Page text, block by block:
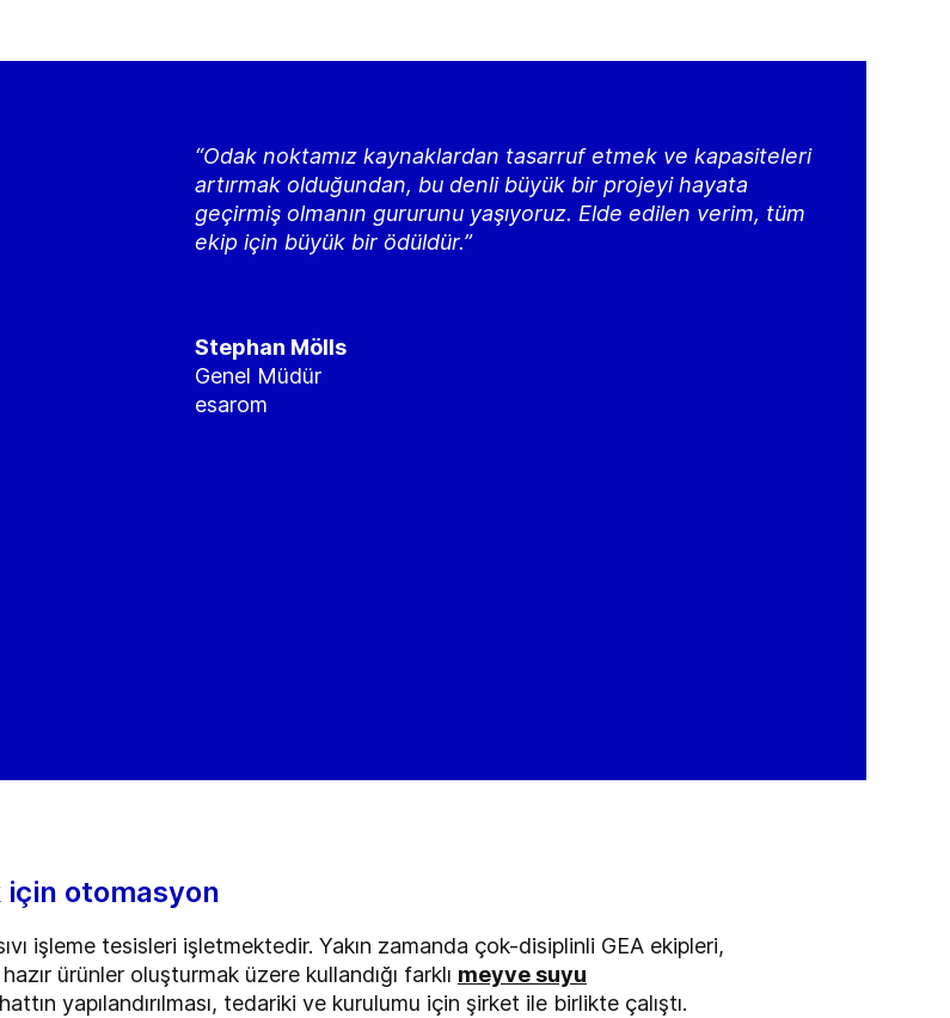
“Odak noktamız kaynaklardan tasarruf etmek ve kapasiteleri
artırmak olduğundan, bu denli büyük bir projeyi hayata
geçirmiş olmanın gururunu yaşıyoruz. Elde edilen verim, tüm
ekip için büyük bir ödüldür.”
Stephan Mölls
Genel Müdür
esarom
otomasyon
işleme tesisleri işletmektedir. Yakın zamanda çok-disiplinli GEA ekipleri,
ürünler oluşturmak üzere kullandığı farklı meyve suyu
yapılandırılması, tedariki ve kurulumu için şirket ile birlikte çalıştı.